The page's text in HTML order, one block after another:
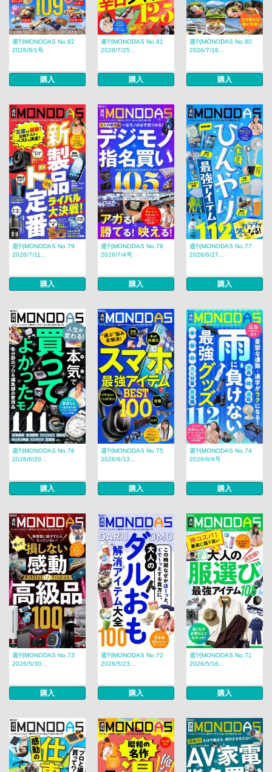
週刊MONODAS No.82
2026/8/1号
購入
週刊MONODAS No.81
2026/7/25...
購入
週刊MONODAS No.80
2026/7/18...
購入
週刊MONODAS No.79
2026/7/11...
購入
週刊MONODAS No.78
2026/7/4号
購入
週刊MONODAS No.77
2026/6/27...
購入
週刊MONODAS No.76
2026/6/20...
購入
週刊MONODAS No.75
2026/6/13...
購入
週刊MONODAS No.74
2026/6/6号
購入
週刊MONODAS No.73
2026/5/30...
購入
週刊MONODAS No.72
2026/5/23...
購入
週刊MONODAS No.71
2026/5/16...
購入